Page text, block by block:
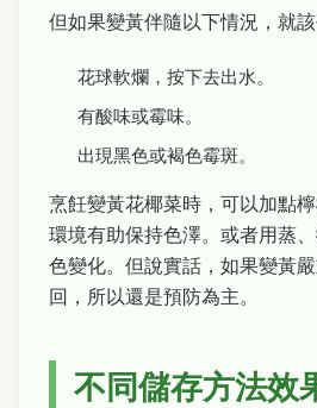
但如果變黃伴隨以下情況，就該
花球軟爛，按下去出水。
有酸味或霉味。
出現黑色或褐色霉斑。
烹飪變黃花椰菜時，可以加點
環境有助保持色澤。或者用蒸
色變化。但說實話，如果變黃
回，所以還是預防為主。
不同儲存方法效